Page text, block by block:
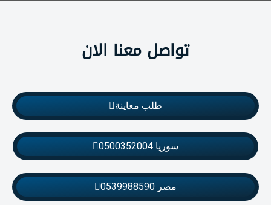
تواصل معنا الان
طلب معاينة
سوريا 0500352004
مصر 0539988590